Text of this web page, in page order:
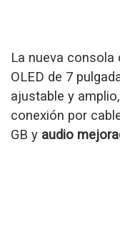
La nueva consola
OLED de 7
ajustable y
conexión por
GB y audio